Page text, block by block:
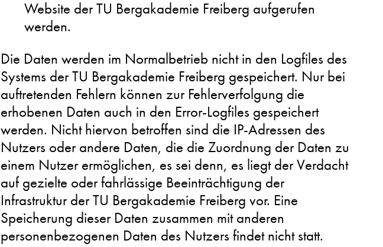
Website der TU Bergakademie Freiberg aufgerufen
werden.
Die Daten werden im Normalbetrieb nicht in den Logfiles des
Systems der TU Bergakademie Freiberg gespeichert. Nur bei
auftretenden Fehlern können zur Fehlerverfolgung die
erhobenen Daten auch in den Error-Logfiles gespeichert
werden. Nicht hiervon betroffen sind die IP-Adressen des
Nutzers oder andere Daten, die die Zuordnung der Daten zu
einem Nutzer ermöglichen, es sei denn, es liegt der Verdacht
auf gezielte oder fahrlässige Beeinträchtigung der
Infrastruktur der TU Bergakademie Freiberg vor. Eine
Speicherung dieser Daten zusammen mit anderen
personenbezogenen Daten des Nutzers findet nicht statt.